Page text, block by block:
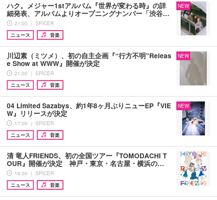
ハク。メジャー1stアルバム『世界が変わる時』の詳
細発表、アルバムよりオープニングナンバー「渋谷…
21:00 ｜ SPICER
ニュース
音楽
NEW
川辺素（ミツメ）、初の自主企画『“行方不明”Releas
e Show at WWW』開催が決定
21:00 ｜ SPICER
ニュース
音楽
NEW
04 Limited Sazabys、約1年8ヶ月ぶりニューEP『VIE
W』リリースが決定
17:00 ｜ SPICER
ニュース
音楽
NEW
清 竜人FRIENDS、初の全国ツアー『TOMODACHI T
OUR』開催が決定 神戸・東京・名古屋・横浜の…
16:00 ｜ SPICER
ニュース
音楽